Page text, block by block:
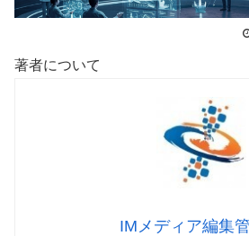
著者について
IMメディア編集